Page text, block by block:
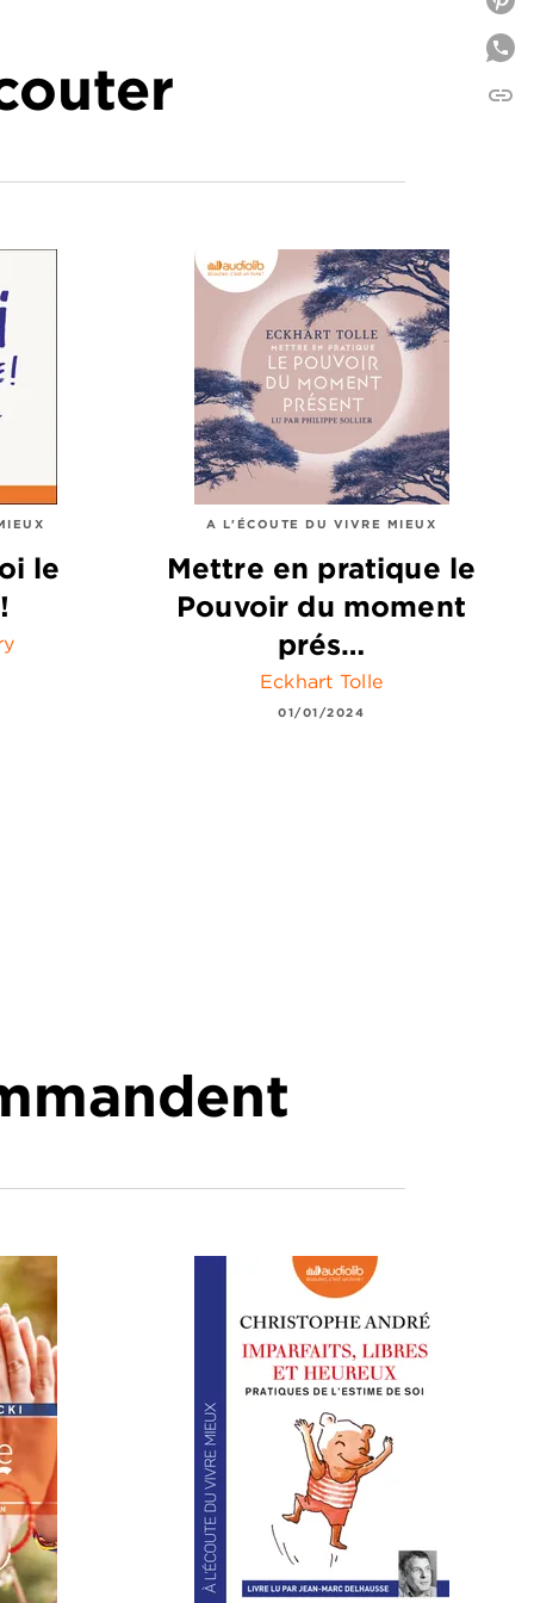
le
A L'ÉCOUTE DU VIVRE MIEUX
Mettre en pratique le
Pouvoir du moment
prés…
Eckhart Tolle
01/01/2024
link